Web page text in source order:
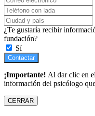
¿Te gustaría recibir
fundación?
Sí
Contactar
¡Importante! Al dar clic en
información del psicólogo
CERRAR